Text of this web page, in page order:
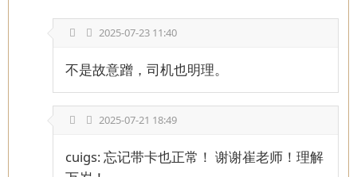
2025-07-23 11:40
不是故意蹭，司机也明理。
2025-07-21 18:49
cuigs: 忘记带卡也正常！ 谢谢崔老师！理解